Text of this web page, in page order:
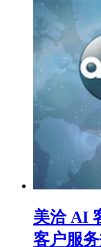
美洽 AI
客户服